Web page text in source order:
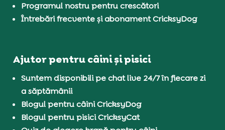
Programul nostru pentru crescători
Întrebări frecvente și abonament CricksyDog
Ajutor pentru câini și pisici
Suntem disponibili pe chat live 24/7 în fiecare zi
a săptămânii
Blogul pentru câini CricksyDog
Blogul pentru pisici CricksyCat